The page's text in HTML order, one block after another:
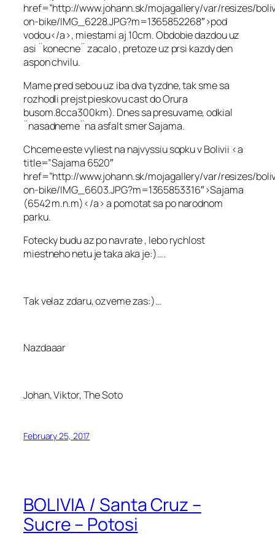
href=”http://www.johann.sk/mojagallery/var/resizes/
on-bike/IMG_6228.JPG?m=1365852268″>pod
vodou</a>, miestami aj 10cm. Obdobie dazdou uz
asi ¨konecne¨ zacalo , pretoze uz prsi kazdy den
aspon chvilu.
Mame pred sebou uz iba dva tyzdne, tak sme sa
rozhodli prejst pieskovu cast do Orura
busom.8cca300km). Dnes sa presuvame, odkial
¨nasadneme¨na asfalt smer Sajama.
Chceme este vyliest na najvyssiu sopku v Bolivii <a
title=”Sajama 6520″
href=”http://www.johann.sk/mojagallery/var/resizes/
on-bike/IMG_6603.JPG?m=1365853316″>Sajama
(6542 m.n.m)</a> a pomotat sa po narodnom
parku.
Fotecky budu az po navrate , lebo rychlost
miestneho netu je taka aka je:)….
Tak velaz zdaru, ozveme zas:)…
Nazdaaar
Johan, Viktor, The Soto
February 25, 2017
BOLIVIA / Santa Cruz –
Sucre – Potosi